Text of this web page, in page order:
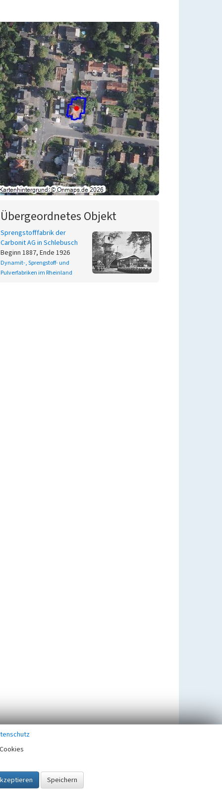
Übergeordnetes Objekt
Sprengstofffabrik der
Carbonit AG in Schlebusch
Beginn 1887, Ende 1926
Dynamit-, Sprengstoff- und
Pulverfabriken im Rheinland